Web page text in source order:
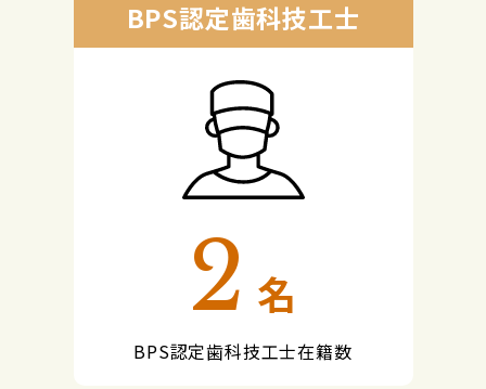
BPS認定歯科技工士
2 名
BPS認定歯科技工士在籍数